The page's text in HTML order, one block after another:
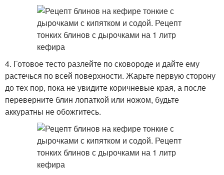
4. Готовое тесто разлейте по сковороде и дайте ему
растечься по всей поверхности. Жарьте первую сторону
до тех пор, пока не увидите коричневые края, а после
переверните блин лопаткой или ножом, будьте
аккуратны не обожгитесь.